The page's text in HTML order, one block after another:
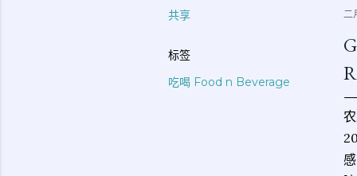
共享
标签
吃喝 Food n Beverage
二